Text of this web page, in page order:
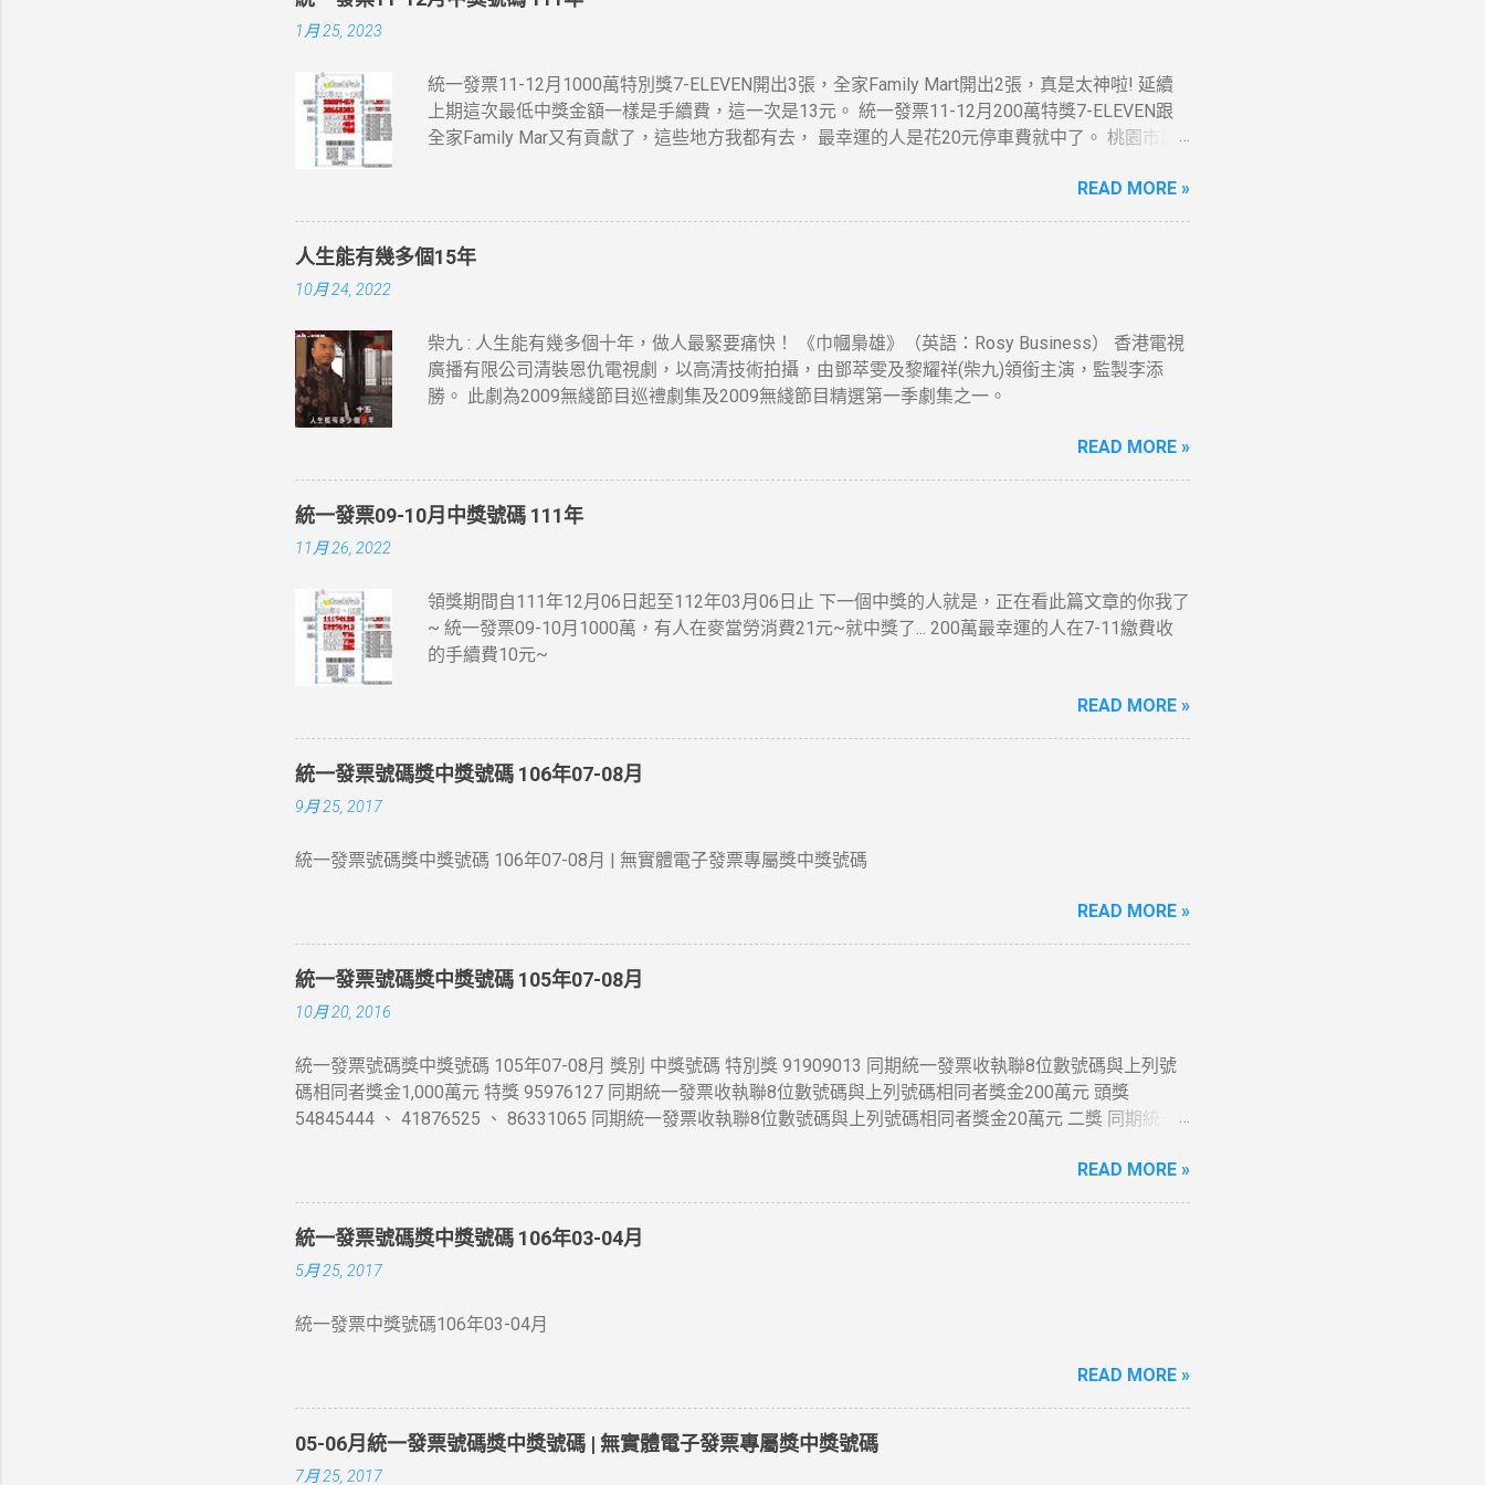
1月 25, 2023
統一發票11-12月1000萬特別獎7-ELEVEN開出3張，全家Family Mart開出2張，真是太神啦! 延續
上期這次最低中獎金額一樣是手續費，這一次是13元。 統一發票11-12月200萬特獎7-ELEVEN跟
全家Family Mar又有貢獻了，這些地方我都有去， 最幸運的人是花20元停車費就中了。 桃園市蘆
READ MORE »
人生能有幾多個15年
10月 24, 2022
柴九 : 人生能有幾多個十年，做人最緊要痛快！ 《巾幗梟雄》（英語：Rosy Business） 香港電視
廣播有限公司清裝恩仇電視劇，以高清技術拍攝，由鄧萃雯及黎耀祥(柴九)領銜主演，監製李添
勝。 此劇為2009無綫節目巡禮劇集及2009無綫節目精選第一季劇集之一。
READ MORE »
統一發票09-10月中獎號碼 111年
11月 26, 2022
領獎期間自111年12月06日起至112年03月06日止 下一個中獎的人就是，正在看此篇文章的你我了
~ 統一發票09-10月1000萬，有人在麥當勞消費21元~就中獎了... 200萬最幸運的人在7-11繳費收
的手續費10元~
READ MORE »
統一發票號碼獎中獎號碼 106年07-08月
9月 25, 2017
統一發票號碼獎中獎號碼 106年07-08月 | 無實體電子發票專屬獎中獎號碼
READ MORE »
統一發票號碼獎中獎號碼 105年07-08月
10月 20, 2016
統一發票號碼獎中獎號碼 105年07-08月 獎別 中獎號碼 特別獎 91909013 同期統一發票收執聯8位數號碼與上列號
碼相同者獎金1,000萬元 特獎 95976127 同期統一發票收執聯8位數號碼與上列號碼相同者獎金200萬元 頭獎
54845444 、 41876525 、 86331065 同期統一發票收執聯8位數號碼與上列號碼相同者獎金20萬元 二獎 同期統一
獎中獎號碼末6 位相同者各得獎金1 萬元 四獎 同期統一發票收執聯末5 位數號碼與頭獎中獎號碼末5 位相同者各得
獎金4 千元 五獎 同期統一發票收執聯末4 位數號碼與頭獎中獎號碼末4 位相同者各得獎金 1 千元 六獎 同期統一發票
收執聯末3 位數號碼與頭獎中獎號碼末3 位相同者各得獎金 2 百元 增開六獎 352 、 672 、 731 、 214 同期統一發
票收執聯末3 位數號碼與上列號碼相同者各得獎金 2 百元 領獎期間自105年10月06日起至106年01月05日止
READ MORE »
統一發票號碼獎中獎號碼 106年03-04月
5月 25, 2017
統一發票中獎號碼106年03-04月
READ MORE »
05-06月統一發票號碼獎中獎號碼 | 無實體電子發票專屬獎中獎號碼
7月 25, 2017